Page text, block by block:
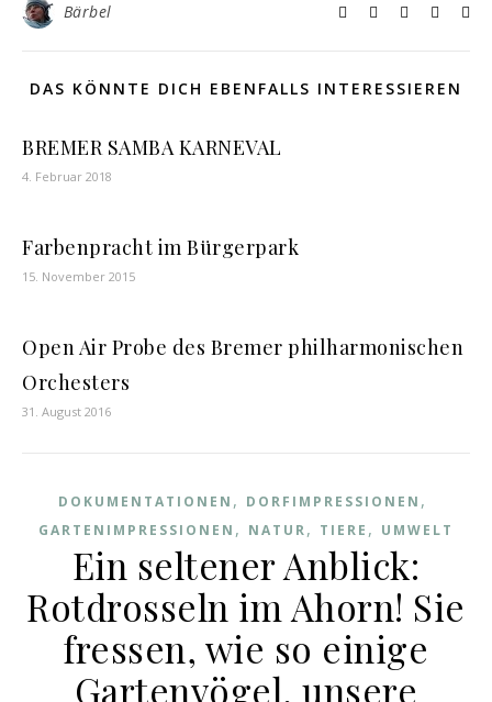
Bärbel
DAS KÖNNTE DICH EBENFALLS INTERESSIEREN
BREMER SAMBA KARNEVAL
4. Februar 2018
Farbenpracht im Bürgerpark
15. November 2015
Open Air Probe des Bremer philharmonischen
Orchesters
31. August 2016
DOKUMENTATIONEN , DORFIMPRESSIONEN ,
GARTENIMPRESSIONEN , NATUR, TIERE , UMWELT
Ein seltener Anblick:
Rotdrosseln im Ahorn! Sie
fressen, wie so einige
Gartenvögel, unsere